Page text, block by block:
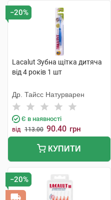
−20%
Lacalut Зубна щітка дитяча
від 4 років 1 шт
Др. Тайсс Натурварен
Є в наявності
від 113.00 90.40 грн
КУПИТИ
−20%